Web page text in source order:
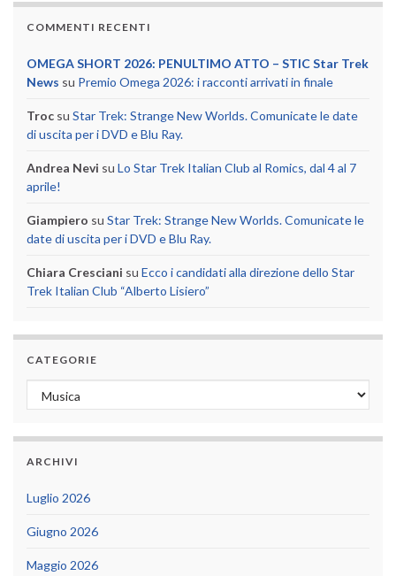
COMMENTI RECENTI
OMEGA SHORT 2026: PENULTIMO ATTO – STIC Star Trek
News su Premio Omega 2026: i racconti arrivati in finale
Troc su Star Trek: Strange New Worlds. Comunicate le date
di uscita per i DVD e Blu Ray.
Andrea Nevi su Lo Star Trek Italian Club al Romics, dal 4 al 7
aprile!
Giampiero su Star Trek: Strange New Worlds. Comunicate le
date di uscita per i DVD e Blu Ray.
Chiara Cresciani su Ecco i candidati alla direzione dello Star
Trek Italian Club “Alberto Lisiero”
CATEGORIE
Categorie
ARCHIVI
Luglio 2026
Giugno 2026
Maggio 2026